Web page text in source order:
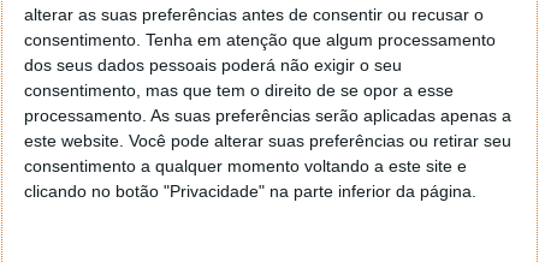
alterar as suas preferências antes de consentir ou recusar o
consentimento. Tenha em atenção que algum processamento
dos seus dados pessoais poderá não exigir o seu
consentimento, mas que tem o direito de se opor a esse
processamento. As suas preferências serão aplicadas apenas a
este website. Você pode alterar suas preferências ou retirar seu
consentimento a qualquer momento voltando a este site e
clicando no botão "Privacidade" na parte inferior da página.